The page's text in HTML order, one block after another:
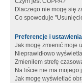
Dlaczego nie mogę się
Co spowoduje
Preferencje i
Jak mogę zmienić moje
Nieprawidłowo
Zmieniłem strefę
Na liście nie ma mojego
Jak mogę wyświetlać